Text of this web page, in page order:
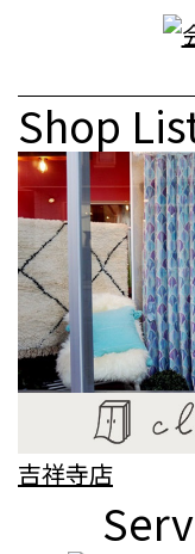
Shop
吉祥寺店